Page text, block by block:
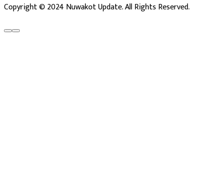
Copyright © 2024 Nuwakot Update. All Rights Reserved.